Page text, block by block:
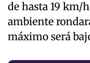
de hasta 19 km/
ambiente
máximo será